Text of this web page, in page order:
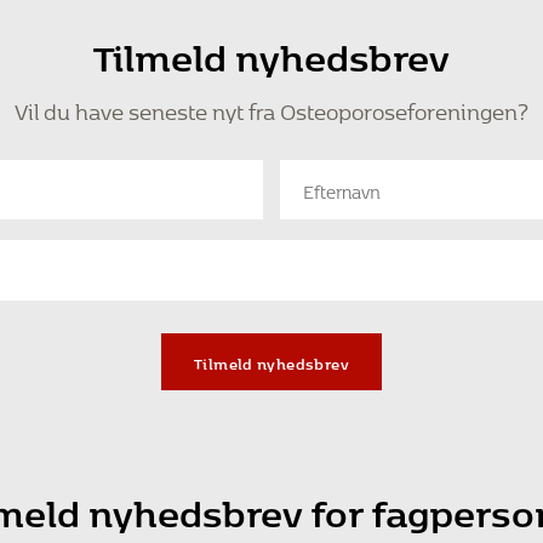
Tilmeld nyhedsbrev
Vil du have seneste nyt fra Osteoporoseforeningen?
Tilmeld nyhedsbrev
nyhedsbrev for